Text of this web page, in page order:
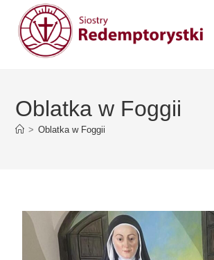
Oblatka w Foggii
> Oblatka w Foggii